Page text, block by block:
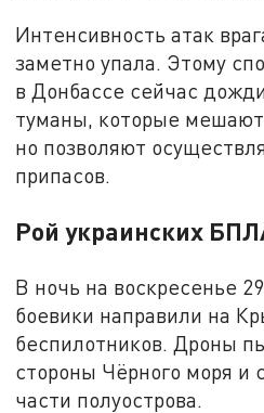
Интенсивность атак
заметно упала. Этому
в Донбассе сейчас
туманы, которые мешают
но позволяют
припасов.
Рой украинских
В ночь на воскресенье
боевики направили на
беспилотников. Дроны
стороны Чёрного моря и
части полуострова.